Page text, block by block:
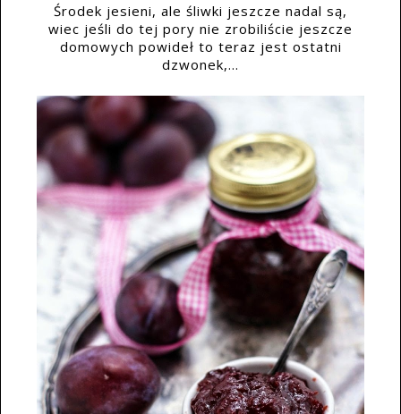
Środek jesieni, ale śliwki jeszcze nadal są,
wiec jeśli do tej pory nie zrobiliście jeszcze
domowych powideł to teraz jest ostatni
dzwonek,...